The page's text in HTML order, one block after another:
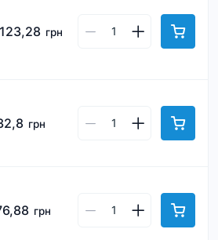
грн
грн
грн